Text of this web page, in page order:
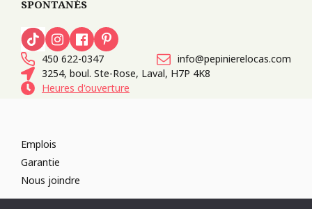
SPONTANÉS
450 622-0347
info@pepinierelocas.com
3254, boul. Ste-Rose, Laval, H7P 4K8
Heures d'ouverture
Emplois
Garantie
Nous joindre